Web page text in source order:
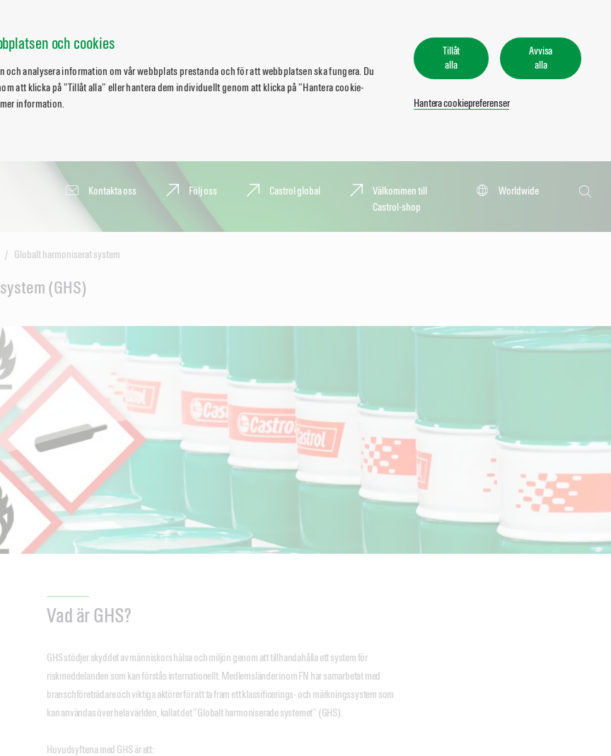
och cookies
och analysera information om vår webbplats prestanda och för att webbplatsen ska fungera. Du
att klicka på ”Tillåt alla” eller hantera dem individuellt genom att klicka på ”Hantera cookie-
information.
Tillåt
alla
Avvisa
alla
Hantera cookiepreferenser
Kontakta oss Följ oss Castrol global
Välkommen till
Castrol-shop
Worldwide
Sök
Globalt harmoniserat system
(GHS)
Vad är GHS?
GHS stödjer skyddet av människors hälsa och miljön genom att tillhandahålla ett system för
riskmeddelanden som kan förstås internationellt. Medlemsländer inom FN har samarbetat med
branschföreträdare och viktiga aktörer för att ta fram ett klassificerings- och märkningssystem som
kan användas över hela världen, kallat det ”Globalt harmoniserade systemet” (GHS).
Huvudsyftena med GHS är att: